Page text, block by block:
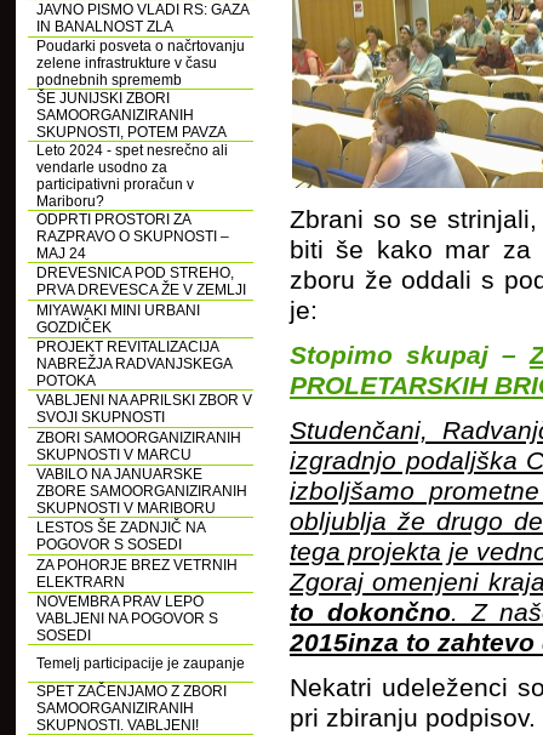
JAVNO PISMO VLADI RS: GAZA
IN BANALNOST ZLA
Poudarki posveta o načrtovanju
zelene infrastrukture v času
podnebnih sprememb
ŠE JUNIJSKI ZBORI
SAMOORGANIZIRANIH
SKUPNOSTI, POTEM PAVZA
Leto 2024 - spet nesrečno ali
vendarle usodno za
participativni proračun v
Mariboru?
ODPRTI PROSTORI ZA
RAZPRAVO O SKUPNOSTI –
MAJ 24
DREVESNICA POD STREHO,
PRVA DREVESCA ŽE V ZEMLJI
MIYAWAKI MINI URBANI
GOZDIČEK
PROJEKT REVITALIZACIJA
NABREŽJA RADVANJSKEGA
POTOKA
VABLJENI NA APRILSKI ZBOR V
SVOJI SKUPNOSTI
ZBORI SAMOORGANIZIRANIH
SKUPNOSTI V MARCU
VABILO NA JANUARSKE
ZBORE SAMOORGANIZIRANIH
SKUPNOSTI V MARIBORU
LESTOS ŠE ZADNJIČ NA
POGOVOR S SOSEDI
ZA POHORJE BREZ VETRNIH
ELEKTRARN
NOVEMBRA PRAV LEPO
VABLJENI NA POGOVOR S
SOSEDI
Temelj participacije je zaupanje
SPET ZAČENJAMO Z ZBORI
SAMOORGANIZIRANIH
SKUPNOSTI. VABLJENI!
Zbrani so se
biti še kako mar za
zboru že oddali s
je:
Stopimo skupaj –
PROLETARSKIH
Studenčani,
izgradnjo podaljška
izboljšamo
obljublja že drugo
tega projekta je
Zgoraj omenjeni
to dokončno. Z
2015inza to
Nekatri udeleženci
pri zbiranju podpisov.